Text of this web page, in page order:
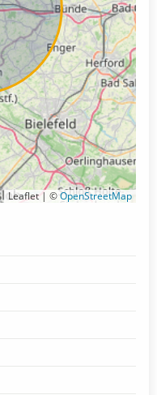
Leaflet | ©OpenStreetMap